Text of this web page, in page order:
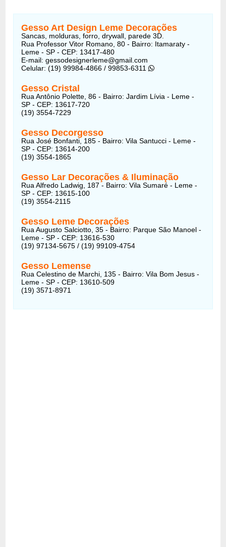
Gesso Art Design Leme Decorações
Sancas, molduras, forro, drywall, parede 3D.
Rua Professor Vitor Romano, 80 - Bairro: Itamaraty -
Leme - SP - CEP: 13417-480
E-mail: gessodesignerleme@gmail.com
Celular: (19) 99984-4866 / 99853-6311
Gesso Cristal
Rua Antônio Polette, 86 - Bairro: Jardim Lívia - Leme -
SP - CEP: 13617-720
(19) 3554-7229
Gesso Decorgesso
Rua José Bonfanti, 185 - Bairro: Vila Santucci - Leme -
SP - CEP: 13614-200
(19) 3554-1865
Gesso Lar Decorações & Iluminação
Rua Alfredo Ladwig, 187 - Bairro: Vila Sumaré - Leme -
SP - CEP: 13615-100
(19) 3554-2115
Gesso Leme Decorações
Rua Augusto Salciotto, 35 - Bairro: Parque São Manoel -
Leme - SP - CEP: 13616-530
(19) 97134-5675 / (19) 99109-4754
Gesso Lemense
Rua Celestino de Marchi, 135 - Bairro: Vila Bom Jesus -
Leme - SP - CEP: 13610-509
(19) 3571-8971